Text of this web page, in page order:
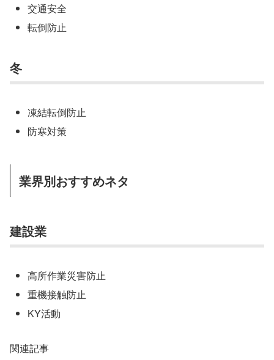
交通安全
転倒防止
冬
凍結転倒防止
防寒対策
業界別おすすめネタ
建設業
高所作業災害防止
重機接触防止
KY活動
関連記事